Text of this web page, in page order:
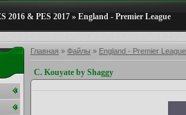
2016 & PES 2017 » England - Premier League
Главная » Файлы » England - Premier League
C. Kouyate by Shaggy